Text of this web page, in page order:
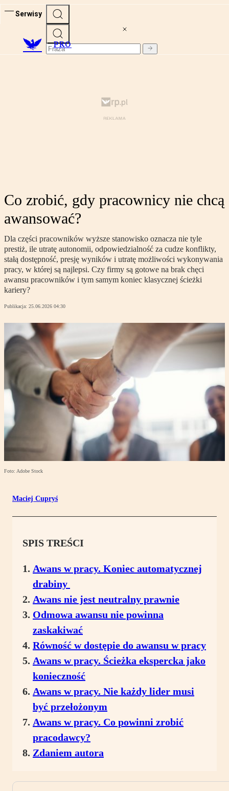
Serwisy
PRO
Co zrobić, gdy pracownicy nie chcą
awansować?
Dla części pracowników wyższe stanowisko oznacza nie tyle
prestiż, ile utratę autonomii, odpowiedzialność za cudze konflikty,
stałą dostępność, presję wyników i utratę możliwości wykonywania
pracy, w której są najlepsi. Czy firmy są gotowe na brak chęci
awansu pracowników i tym samym koniec klasycznej ścieżki
kariery?
Publikacja: 25.06.2026 04:30
Foto: Adobe Stock
Maciej Cupryś
SPIS TREŚCI
Awans w pracy. Koniec automatycznej
drabiny
Awans nie jest neutralny prawnie
Odmowa awansu nie powinna
zaskakiwać
Równość w dostępie do awansu w pracy
Awans w pracy. Ścieżka ekspercka jako
konieczność
Awans w pracy. Nie każdy lider musi
być przełożonym
Awans w pracy. Co powinni zrobić
pracodawcy?
Zdaniem autora